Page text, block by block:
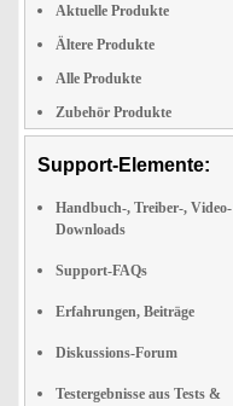
Aktuelle Produkte
Ältere Produkte
Alle Produkte
Zubehör Produkte
Support-Elemente:
Handbuch-, Treiber-, Video-
Downloads
Support-FAQs
Erfahrungen, Beiträge
Diskussions-Forum
Testergebnisse aus Tests &